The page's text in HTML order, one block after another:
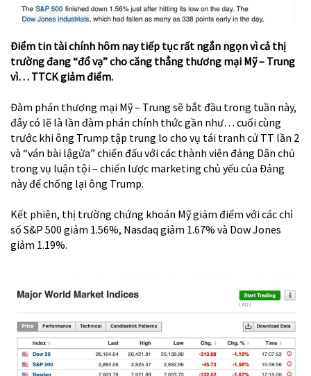
Điểm tin tài chính hôm nay tiếp tục rất ngắn ngọn vì cả thị
trường đang “đổ vạ” cho căng thẳng thương mại Mỹ – Trung
vì… TTCK giảm điểm.
Đàm phán thương mại Mỹ – Trung sẽ bắt đầu trong tuần này,
đây có lẽ là lần đàm phán chính thức gần như… cuối cùng
trước khi ông Trump tập trung lo cho vụ tái tranh cử TT lần 2
và “ván bài lậgửa” chiến đấu với các thành viên đảng Dân chủ
trong vụ luận tội – chiến lược marketing chủ yếu của Đảng
này để chống lại ông Trump.
Kết phiên, thị trường chứng khoán Mỹ giảm điểm với các chỉ
số S&P 500 giảm 1.56%, Nasdaq giảm 1.67% và Dow Jones
giảm 1.19%.